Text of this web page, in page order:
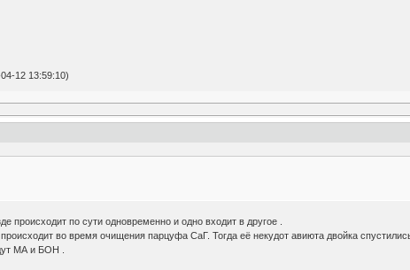
12 13:59:10)
происходит по сути одновременно и одно входит в другое .
во время очищения парцуфа СаГ. Тогда её некудот авиюта двойка
МА и БОН .